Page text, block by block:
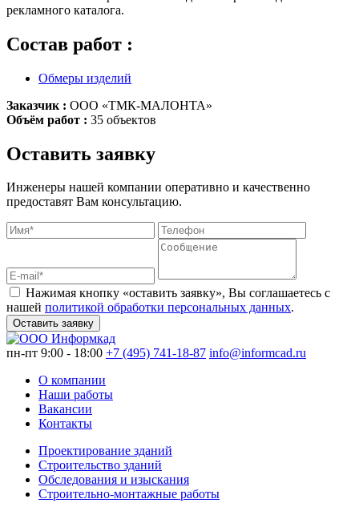
рекламного каталога.
Состав работ :
Обмеры изделий
Заказчик : ООО «ТМК-МАЛОНТА»
Объём работ : 35 объектов
Оставить заявку
Инженеры нашей компании оперативно и качественно
предоставят Вам консультацию.
Нажимая кнопку «оставить заявку», Вы соглашаетесь с
нашей политикой обработки персональных данных.
Оставить заявку
пн-пт 9:00 - 18:00 +7 (495) 741-18-87 info@informcad.ru
О компании
Наши работы
Вакансии
Контакты
Проектирование зданий
Строительство зданий
Обследования и изыскания
Строительно-монтажные работы